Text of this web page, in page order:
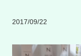
2017/09/22